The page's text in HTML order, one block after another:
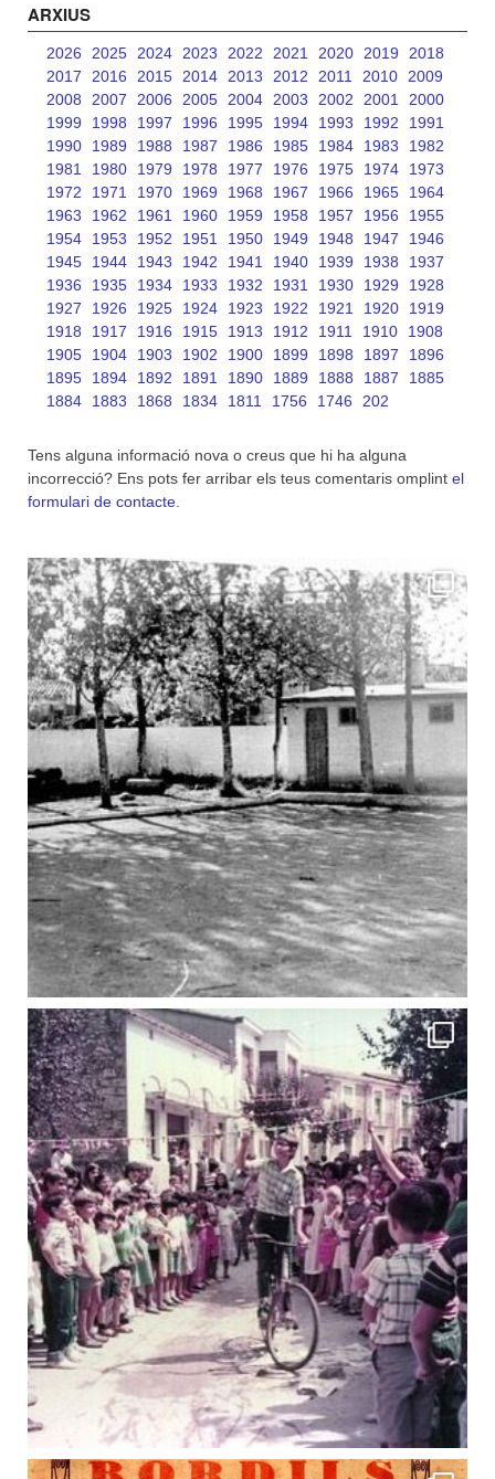
ARXIUS
2026 2025 2024 2023 2022 2021 2020 2019
2018
2017
2016 2015 2014 2013 2012 2011 2010
2009
2008
2007 2006 2005 2004 2003 2002 2001
2000
1999
1998 1997 1996 1995 1994 1993 1992
1991
1990
1989 1988 1987 1986 1985 1984 1983
1982
1981
1980 1979 1978 1977 1976 1975 1974
1973
1972
1971 1970 1969 1968 1967 1966 1965
1964
1963
1962 1961 1960 1959 1958 1957 1956
1955
1954
1953 1952 1951 1950 1949 1948 1947
1946
1945
1944 1943 1942 1941 1940 1939 1938
1937
1936
1935 1934 1933 1932 1931 1930 1929
1928
1927
1926 1925 1924 1923 1922 1921 1920
1919
1918
1917 1916 1915 1913 1912 1911 1910
1908
1905
1904 1903 1902 1900 1899 1898 1897
1896
1895
1894 1892 1891 1890 1889 1888 1887
1885
1884
1883 1868 1834 1811 1756 1746 202
Tens alguna informació nova o creus que hi ha alguna
incorrecció? Ens pots fer arribar els teus comentaris omplint el
formulari de contacte